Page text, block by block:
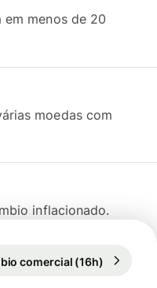
em menos de 20
moedas com
inflacionado.
comercial (16h)